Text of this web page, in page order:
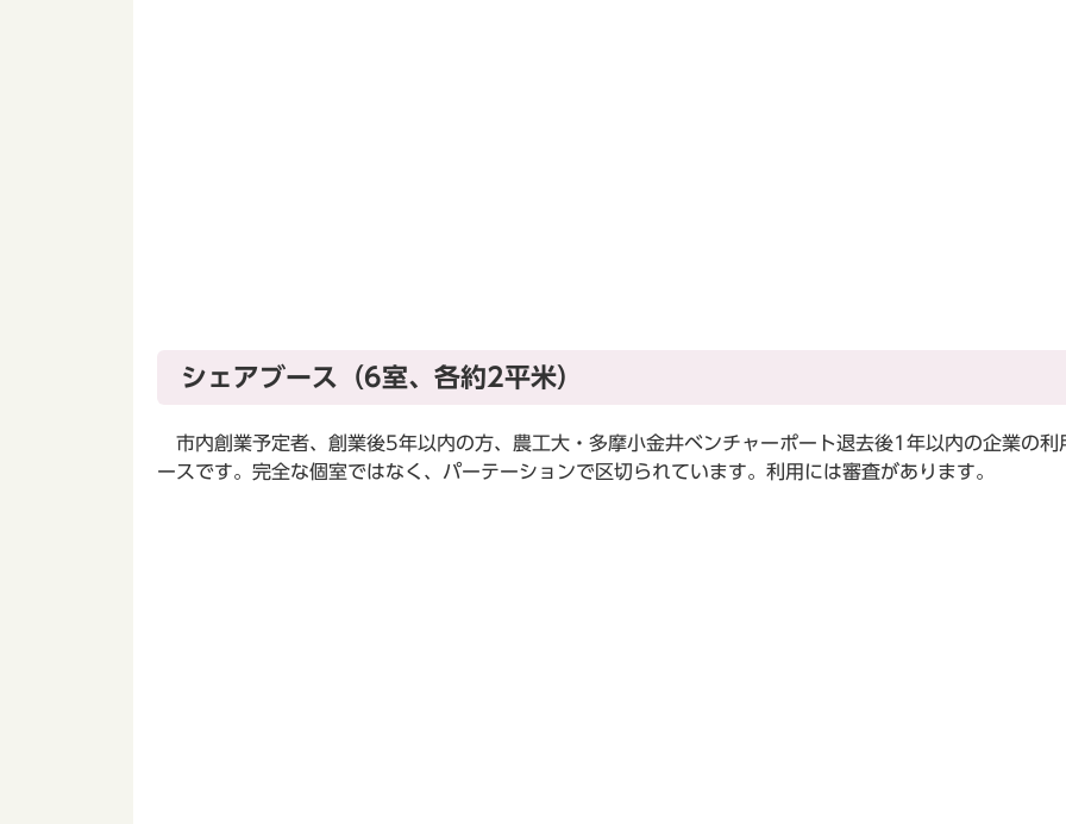
シェアブース（6室、各約2平米）
市内創業予定者、創業後5年以内の方、農工大・多摩小金井ベンチャーポート退去後1年以内の企業の利
ースです。完全な個室ではなく、パーテーションで区切られています。利用には審査があります。